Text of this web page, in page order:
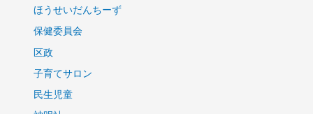
ほうせいだんちーず
保健委員会
区政
子育てサロン
民生児童